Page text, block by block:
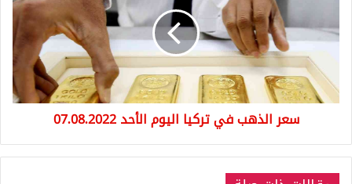
اليوم
الأحد
07.08.2022
سعر الذهب في تركيا اليوم الأحد 07.08.2022